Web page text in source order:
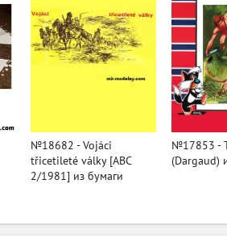
№18682 - Vojáci
třicetileté války [ABC
2/1981] из бумаги
№17853 -
(Dargaud)